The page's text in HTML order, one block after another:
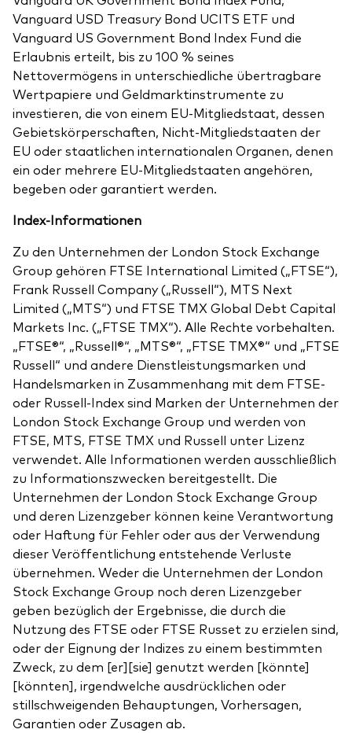
Vanguard USD Treasury Bond UCITS ETF und
Vanguard US Government Bond Index Fund die
Erlaubnis erteilt, bis zu 100 % seines
Nettovermögens in unterschiedliche übertragbare
Wertpapiere und Geldmarktinstrumente zu
investieren, die von einem EU-Mitgliedstaat, dessen
Gebietskörperschaften, Nicht-Mitgliedstaaten der
EU oder staatlichen internationalen Organen, denen
ein oder mehrere EU-Mitgliedstaaten angehören,
begeben oder garantiert werden.
Index-Informationen
Zu den Unternehmen der London Stock Exchange
Group gehören FTSE International Limited („FTSE“),
Frank Russell Company („Russell“), MTS Next
Limited („MTS“) und FTSE TMX Global Debt Capital
Markets Inc. („FTSE TMX“). Alle Rechte vorbehalten.
„FTSE®“, „Russell®“, „MTS®“, „FTSE TMX®“ und „FTSE
Russell“ und andere Dienstleistungsmarken und
Handelsmarken in Zusammenhang mit dem FTSE-
oder Russell-Index sind Marken der Unternehmen der
London Stock Exchange Group und werden von
FTSE, MTS, FTSE TMX und Russell unter Lizenz
verwendet. Alle Informationen werden ausschließlich
zu Informationszwecken bereitgestellt. Die
Unternehmen der London Stock Exchange Group
und deren Lizenzgeber können keine Verantwortung
oder Haftung für Fehler oder aus der Verwendung
dieser Veröffentlichung entstehende Verluste
übernehmen. Weder die Unternehmen der London
Stock Exchange Group noch deren Lizenzgeber
geben bezüglich der Ergebnisse, die durch die
Nutzung des FTSE oder FTSE Russet zu erzielen sind,
oder der Eignung der Indizes zu einem bestimmten
Zweck, zu dem [er][sie] genutzt werden [könnte]
[könnten], irgendwelche ausdrücklichen oder
stillschweigenden Behauptungen, Vorhersagen,
Garantien oder Zusagen ab.